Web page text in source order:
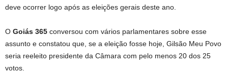
deve ocorrer logo após as eleições gerais deste ano.
O Goiás 365 conversou com vários parlamentares sobre esse
assunto e constatou que, se a eleição fosse hoje, Gilsão Meu Povo
seria reeleito presidente da Câmara com pelo menos 20 dos 25
votos.